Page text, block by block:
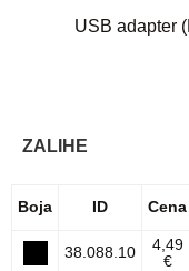
USB adapter
ZALIHE
Boja ID Cena
38.088.10
4,49
€